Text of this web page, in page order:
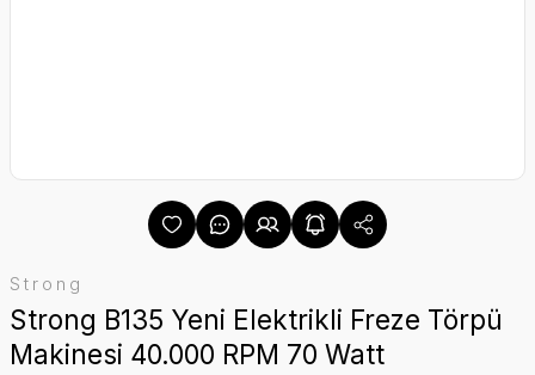
Strong
Strong B135 Yeni Elektrikli Freze Törpü
Makinesi 40.000 RPM 70 Watt